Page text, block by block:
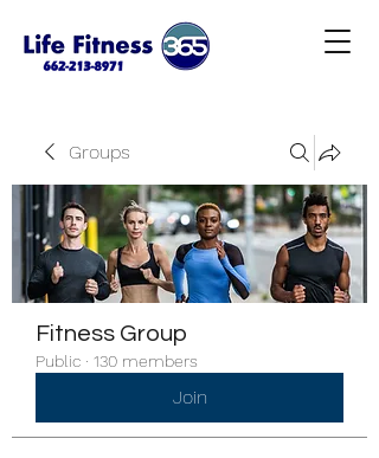
Groups
Fitness Group
Public · 130 members
Join